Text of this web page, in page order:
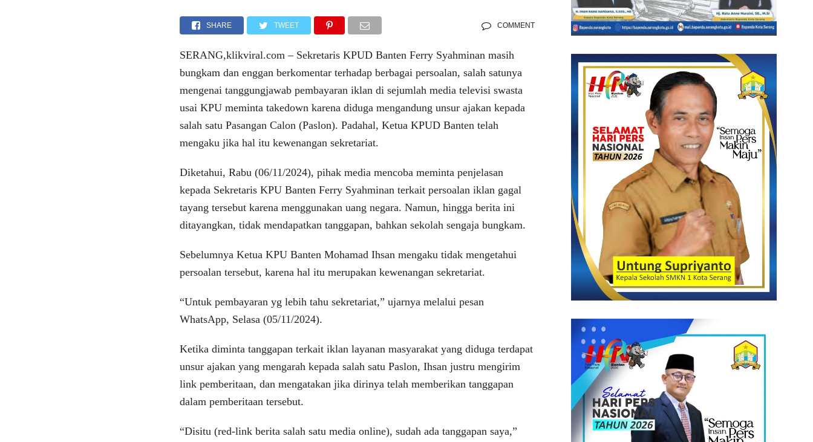
SHARE TWEET COMMENT
SERANG,klikviral.com – Sekretaris KPUD Banten Ferry Syahminan masih
bungkam dan enggan berkomentar terhadap berbagai persoalan, salah satunya
mengenai tanggungjawab pembayaran iklan di sejumlah media televisi swasta
usai KPU meminta takedown karena diduga mengandung unsur ajakan kepada
salah satu Pasangan Calon (Paslon). Padahal, Ketua KPUD Banten telah
mengaku jika hal itu kewenangan sekretariat.
Diketahui, Rabu (06/11/2024), pihak media mencoba meminta penjelasan
kepada Sekretaris KPU Banten Ferry Syahminan terkait persoalan iklan gagal
tayang tersebut karena menggunakan uang negara. Namun, hingga berita ini
ditayangkan, tidak mendapatkan tanggapan, bahkan sekolah sengaja bungkam.
Sebelumnya Ketua KPU Banten Mohamad Ihsan mengaku tidak mengetahui
persoalan tersebut, karena hal itu merupakan kewenangan sekretariat.
“Untuk pembayaran yg lebih tahu sekretariat,” ujarnya melalui pesan
WhatsApp, Selasa (05/11/2024).
Ketika diminta tanggapan terkait iklan layanan masyarakat yang diduga terdapat
unsur ajakan yang mengarah kepada salah satu Paslon, Ihsan justru mengirim
link pemberitaan, dan mengatakan jika dirinya telah memberikan tanggapan
dalam pemberitaan tersebut.
“Disitu (red-link berita salah satu media online), sudah ada tanggapan saya,”